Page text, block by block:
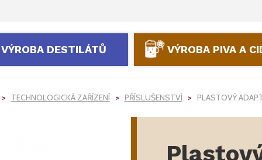
VÝROBA DESTILÁTŮ VÝROBA PIVA A
TECHNOLOGICKÁ ZAŘÍZENÍ PŘÍSLUŠENSTVÍ PLASTOVÝ